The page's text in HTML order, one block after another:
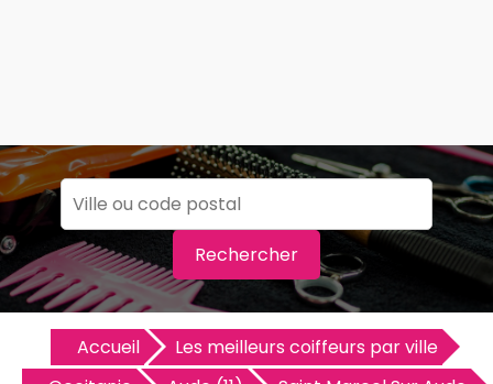
Rechercher
Accueil
Les meilleurs coiffeurs par ville